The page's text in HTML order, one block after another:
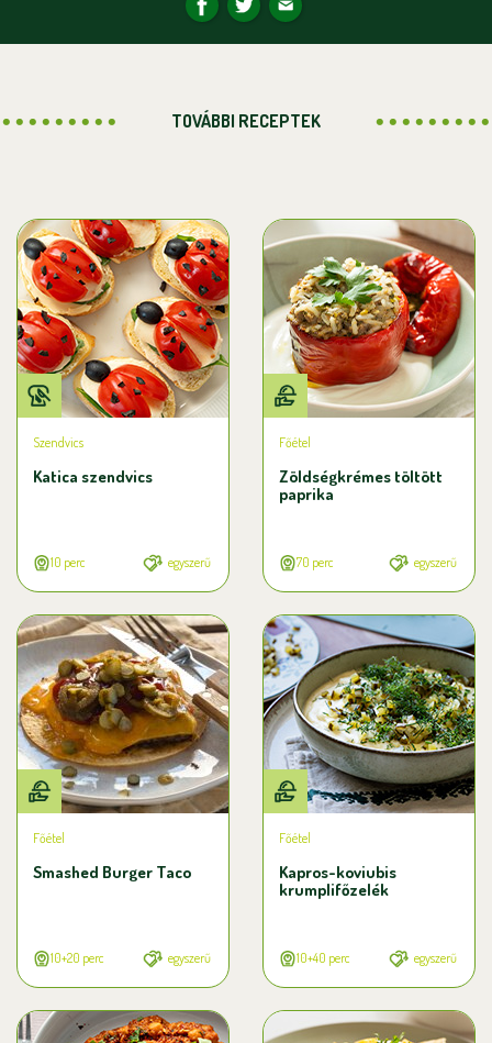
TOVÁBBI RECEPTEK
Szendvics
Katica szendvics
10 perc egyszerű
Főétel
Zöldségkrémes töltött
paprika
70 perc egyszerű
Főétel
Smashed Burger Taco
10+20 perc egyszerű
Főétel
Kapros-koviubis
krumplifőzelék
10+40 perc egyszerű